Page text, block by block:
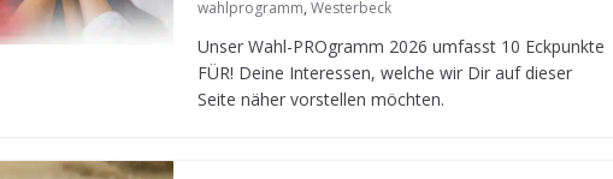
wahlprogramm, Westerbeck
Unser Wahl-PRO­gramm 2026 umfasst 10 Eck­punkte
FÜR! Deine Inter­es­sen, wel­che wir Dir auf die­ser
Seite näher vor­stel­len möchten.